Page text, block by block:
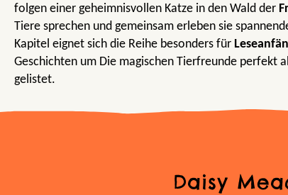
folgen einer geheimnisvollen Katze in den Wald der
Tiere sprechen und gemeinsam erleben sie
Kapitel eignet sich die Reihe besonders für
Geschichten um Die magischen Tierfreunde perfekt
gelistet.
Daisy